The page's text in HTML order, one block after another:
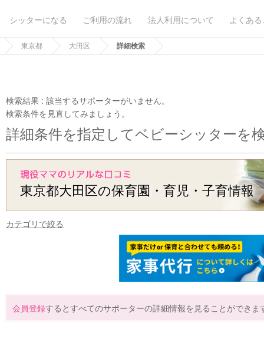
シッターになる ご利用の流れ 法人利用について よくあ
東京都 大田区 詳細検索
検索結果 :該当するサポーターがいません。
検索条件を見直してみましょう。
詳細条件を指定してベビーシッターを
東京都大田区の保育園・育児・子育情報
カテゴリで絞る
会員登録するとすべてのサポーターの詳細情報を見ることができま